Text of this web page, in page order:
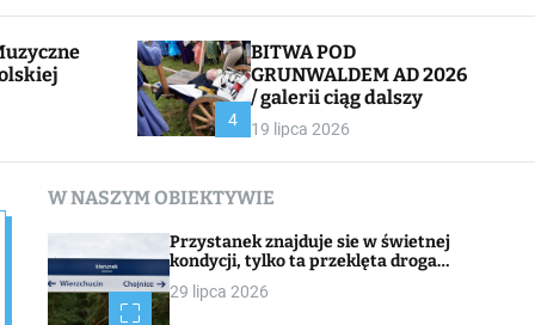
l
c
4
BITWA POD
GRUNWALDEM AD 2026
/ galerii ciąg dalszy
19 lipca 2026
W NASZYM OBIEKTYWIE
Przystanek znajduje sie w świetnej
kondycji, tylko ta przeklęta droga…
29 lipca 2026